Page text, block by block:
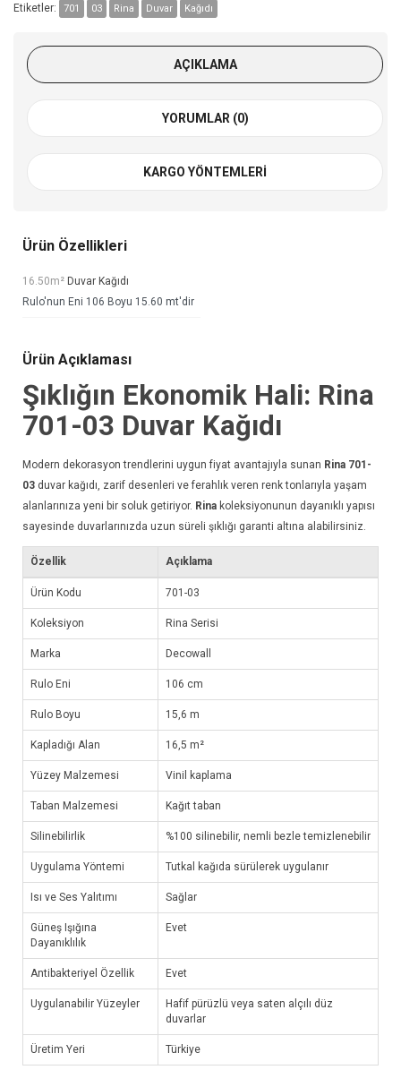
Etiketler: 701 03 Rina Duvar Kağıdı
AÇIKLAMA
YORUMLAR (0)
KARGO YÖNTEMLERI
Ürün Özellikleri
16.50m² Duvar Kağıdı
Rulo'nun Eni 106 Boyu 15.60 mt'dir
Ürün Açıklaması
Şıklığın Ekonomik Hali: Rina
701-03 Duvar Kağıdı
Modern dekorasyon trendlerini uygun fiyat avantajıyla sunan Rina 701-
03 duvar kağıdı , zarif desenleri ve ferahlık veren renk tonlarıyla yaşam
alanlarınıza yeni bir soluk getiriyor. Rina koleksiyonunun dayanıklı yapısı
sayesinde duvarlarınızda uzun süreli şıklığı garanti altına alabilirsiniz.
Özellik Açıklama
Ürün Kodu 701-03
Koleksiyon Rina Serisi
Marka Decowall
Rulo Eni 106 cm
Rulo Boyu 15,6 m
Kapladığı Alan 16,5 m²
Yüzey Malzemesi Vinil kaplama
Taban Malzemesi Kağıt taban
Silinebilirlik %100 silinebilir, nemli bezle temizlenebilir
Uygulama Yöntemi Tutkal kağıda sürülerek uygulanır
Isı ve Ses Yalıtımı Sağlar
Güneş Işığına
Dayanıklılık
Evet
Antibakteriyel Özellik Evet
Uygulanabilir Yüzeyler
Hafif pürüzlü veya saten alçılı düz
duvarlar
Üretim Yeri Türkiye